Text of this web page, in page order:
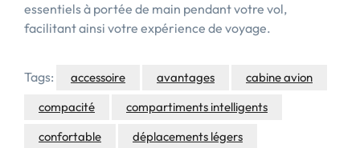
essentiels à portée de main pendant votre vol,
facilitant ainsi votre expérience de voyage.
Tags: accessoire avantages
cabine avion
compacité
compartiments intelligents
confortable
déplacements légers